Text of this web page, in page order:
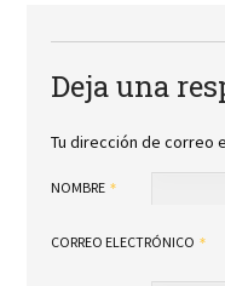
Deja una
Tu dirección de correo
NOMBRE
CORREO ELECTRÓNICO